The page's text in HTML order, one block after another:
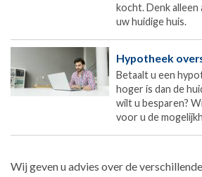
kocht. Denk alleen
uw huidige huis.
Hypotheek
Betaalt u een
hoger is dan de
wilt u besparen?
voor u de
Wij geven u advies over de